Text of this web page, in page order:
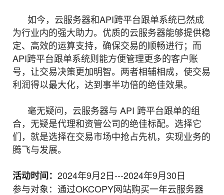
如今，云服务器和API跨平台跟单系统已然成
为行业内的强大助力。优质的云服务器能够提供稳
定、高效的运算支持，确保交易的顺畅进行；而
API跨平台跟单系统则能方便管理更多的客户账
号，让交易决策更加明智。两者相辅相成，使交易
利润得以最大化，达到事半功倍的绝佳效果。
毫无疑问，云服务器与 API 跨平台跟单的组
合，无疑是代理和资管公司的绝佳标配。选择它
们，就是选择在交易市场中抢占先机，实现业务的
腾飞与发展。
活动时间： 2024年9月2日---2024年9月30日
参与对象：通过OKCOPY网站购买一年云服务器